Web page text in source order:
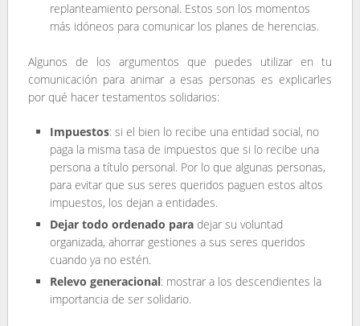
replanteamiento personal. Estos son los momentos
más idóneos para comunicar los planes de herencias.
Algunos de los argumentos que puedes utilizar en tu
comunicación para animar a esas personas es explicarles
por qué hacer testamentos solidarios:
Impuestos: si el bien lo recibe una entidad social, no
paga la misma tasa de impuestos que si lo recibe una
persona a título personal. Por lo que algunas personas,
para evitar que sus seres queridos paguen estos altos
impuestos, los dejan a entidades.
Dejar todo ordenado paradejar su voluntad
organizada, ahorrar gestiones a sus seres queridos
cuando ya no estén.
Relevo generacional: mostrar a los descendientes la
importancia de ser solidario.